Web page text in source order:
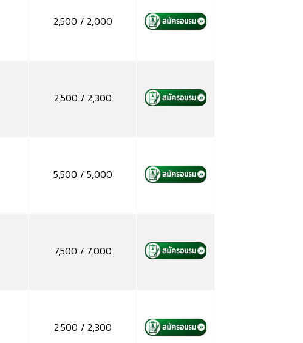
2,500 / 2,000
2,500 / 2,300
5,500 / 5,000
7,500 / 7,000
2,500 / 2,300